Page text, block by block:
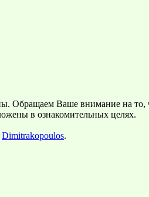
Обращаем Ваше внимание на то,
в ознакомительных целях.
Dimitrakopoulos.